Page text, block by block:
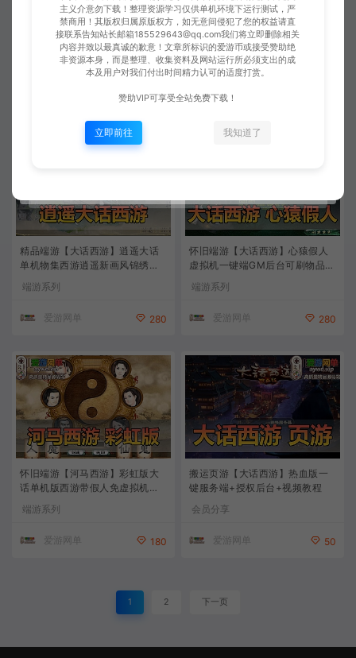
亲测内容【逍遥西游】超变版完
整使用攻略网页GM后台已录制视
频安装使用教学虚拟机一键端
端游系列
280
精品手游【大话西游】模拟器手
游单机版虚拟机一键端视频安装
教学GM后台设置局域网手机连接
手游一键端
爱游网单
精品端游【大话西游】逍遥大话
单机物集西游逍遥新画风锦绣飞
行假人带队心路心意带GM
端游系列
爱游网单 280
怀旧端游【大话西游】心猿假人
虚拟机一键端GM后台可刷物品元
宝亲测录制视频安装教程
端游系列
爱游网单 280
怀旧端游【河马西游】彩虹版大
话单机版西游带假人免虚拟机一
键解压运行GM后台权限
端游系列
爱游网单 180
搬运页游【大话西游】热血版一
键服务端+授权后台+视频教程
会员分享
爱游网单 50
1 2 下一页
主义介意勿下载！整理资源学习仅供单机环境下运行测试，严
禁商用！其版权归属原版权方，如无意间侵犯了您的权益请直
接联系告知站长邮箱185529643@qq.com我们将立即删除相关
内容并致以最真诚的歉意！文章所标识的爱游币或接受赞助绝
非资源本身，而是整理、收集资料及网站运行所必须支出的成
本及用户对我们付出时间精力认可的适度打赏。
赞助VIP可享受全站免费下载！
立即前往 我知道了